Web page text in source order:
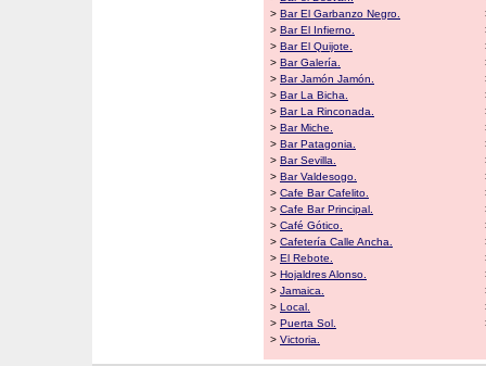
> Bar El Garbanzo Negro.
> Bar El Infierno.
> Bar El Quijote.
> Bar Galería.
> Bar Jamón Jamón.
> Bar La Bicha.
> Bar La Rinconada.
> Bar Miche.
> Bar Patagonia.
> Bar Sevilla.
> Bar Valdesogo.
> Cafe Bar Cafelito.
> Cafe Bar Principal.
> Café Gótico.
> Cafetería Calle Ancha.
> El Rebote.
> Hojaldres Alonso.
> Jamaica.
> Local.
> Puerta Sol.
> Victoria.